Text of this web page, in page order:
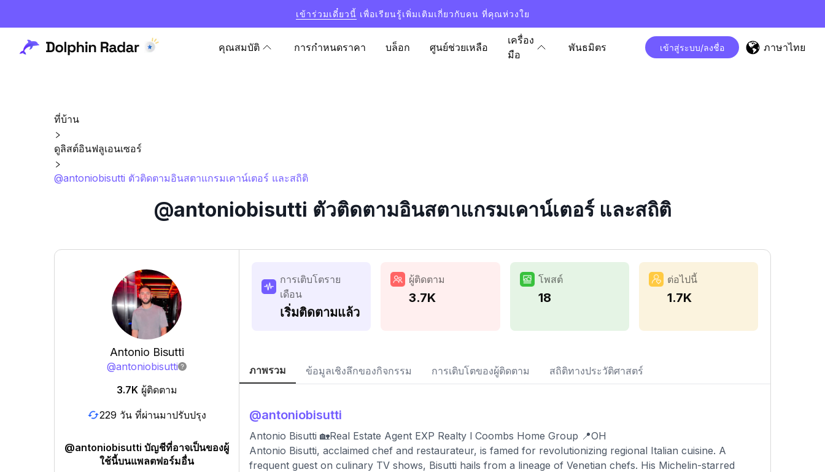
เข้าร่วมเดี๋ยวนี้ เพื่อเรียนรู้เพิ่มเติมเกี่ยวกับคน ที่คุณห่วงใย
คุณสมบัติ การกำหนดราคา บล็อก ศูนย์ช่วยเหลือ
เครื่อง
มือ
พันธมิตร เข้าสู่ระบบ/ลงชื่อ ภาษาไทย
ที่บ้าน
ดูลิสต์อินฟลูเอนเซอร์
@antoniobisutti ตัวติดตามอินสตาแกรมเคาน์เตอร์ และสถิติ
@antoniobisutti ตัวติดตามอินสตาแกรมเคาน์เตอร์ และสถิติ
Antonio Bisutti
@antoniobisutti
3.7K ผู้ติดตาม
229 วัน ที่ผ่านมาปรับปรุง
@antoniobisutti บัญชีที่อาจเป็นของผู้
ใช้นี้บนแพลตฟอร์มอื่น
การเติบโตราย
เดือน
เริ่มติดตามแล้ว
ผู้ติดตาม
3.7K
โพสต์
18
ต่อไปนี้
1.7K
ภาพรวม ข้อมูลเชิงลึกของกิจกรรม การเติบโตของผู้ติดตาม สถิติทางประวัติศาสตร์
@antoniobisutti
Antonio Bisutti 🏡Real Estate Agent EXP Realty l Coombs Home Group 📍OH
Antonio Bisutti, acclaimed chef and restaurateur, is famed for revolutionizing regional Italian cuisine. A
frequent guest on culinary TV shows, Bisutti hails from a lineage of Venetian chefs. His Michelin-starred